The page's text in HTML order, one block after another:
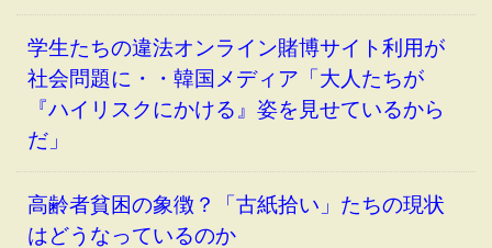
学生たちの違法オンライン賭博サイト利用が
社会問題に・・韓国メディア「大人たちが
『ハイリスクにかける』姿を見せているから
だ」
高齢者貧困の象徴？「古紙拾い」たちの現状
はどうなっているのか